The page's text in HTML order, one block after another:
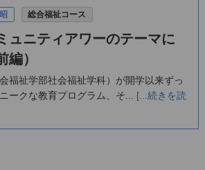
総合福祉コース
ュニティアワーのテーマに
編）
福祉学部社会福祉学科）が開学以来ずっ
ークな教育プログラム、そ... [...続きを読